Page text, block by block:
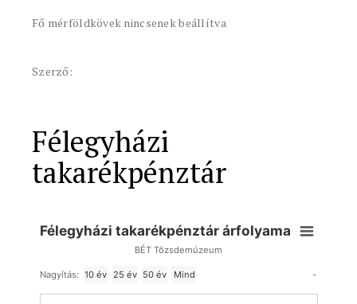
Fő mérföldkövek nincsenek beállítva
Szerző:
Félegyházi
takarékpénztár
Félegyházi takarékpénztár árfolyama
BÉT Tőzsdemúzeum
Nagyítás: 10 év 25 év 50 év Mind -